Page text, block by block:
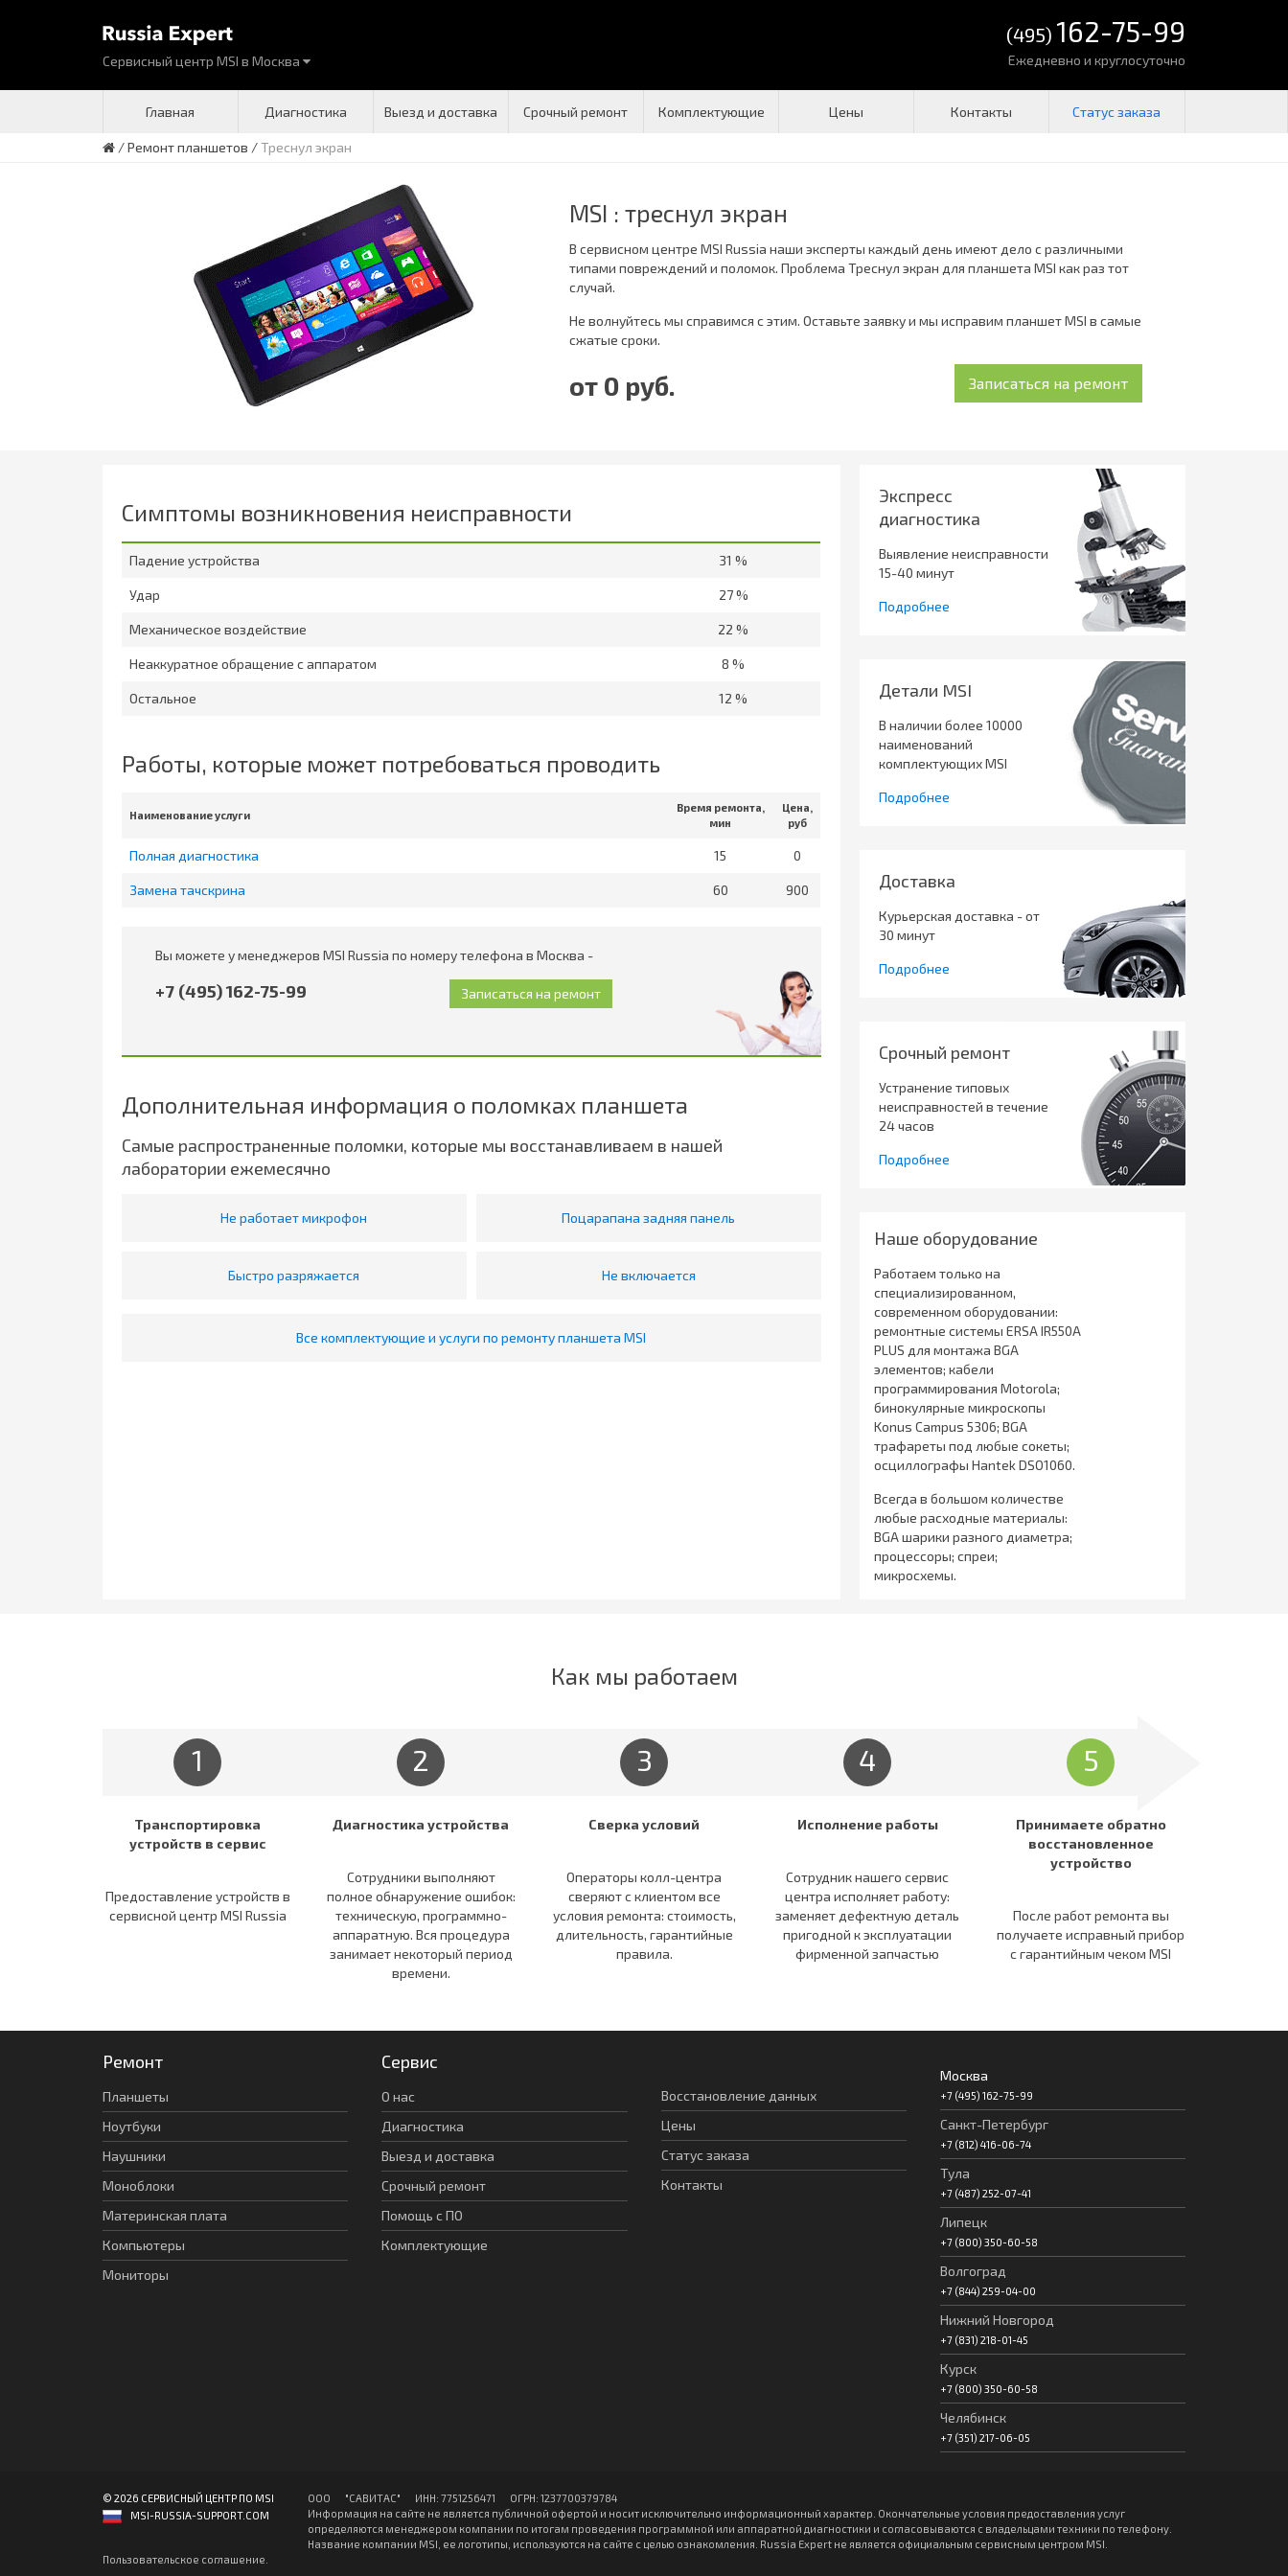
Сервисный центр MSI в Москва
(495) 162-75-99
Ежедневно и круглосуточно
Главная Диагностика Выезд и доставка Срочный ремонт Комплектующие Цены Контакты
/Ремонт планшетов /Треснул экран
MSI : треснул экран
В сервисном центре MSI Russia наши эксперты каждый день имеют дело с различными
типами повреждений и поломок. Проблема Треснул экран для планшета MSI как раз тот
случай.
Не волнуйтесь мы справимся с этим. Оставьте заявку и мы исправим планшет MSI в самые
сжатые сроки.
от 0 руб.
Симптомы возникновения неисправности
Падение устройства 31 %
Удар 27 %
Механическое воздействие 22 %
Неаккуратное обращение с аппаратом 8 %
Остальное 12 %
Работы, которые может потребоваться проводить
Наименование услуги
Время ремонта,
мин
Цена,
руб
Полная диагностика 15 0
Замена тачскрина 60 900
Вы можете у менеджеров MSI Russia по номеру телефона в Москва -
+7 (495) 162-75-99
Дополнительная информация о поломках планшета
Самые распространенные поломки, которые мы восстанавливаем в нашей
лаборатории ежемесячно
Не работает микрофон Поцарапана задняя панель
Быстро разряжается Не включается
Все комплектующие и услуги по ремонту планшета MSI
Экспресс
диагностика
Выявление неисправности
15-40 минут
Подробнее
Детали MSI
В наличии более 10000
наименований
комплектующих MSI
Подробнее
Доставка
Курьерская доставка - от
30 минут
Подробнее
Срочный ремонт
Устранение типовых
неисправностей в течение
24 часов
Подробнее
Наше оборудование
Работаем только на
специализированном,
современном оборудовании:
ремонтные системы ERSA IR550A
PLUS для монтажа BGA
элементов; кабели
программирования Motorola;
бинокулярные микроскопы
Konus Campus 5306; BGA
трафареты под любые сокеты;
осциллографы Hantek DSO1060.
Всегда в большом количестве
любые расходные материалы:
BGA шарики разного диаметра;
процессоры; спреи;
микросхемы.
Как мы работаем
1
Транспортировка
устройств в сервис
Предоставление устройств в
сервисной центр MSI Russia
2
Диагностика устройства
Сотрудники выполняют
полное обнаружение ошибок:
техническую, программно-
аппаратную. Вся процедура
занимает некоторый период
времени.
3
Сверка условий
Операторы колл-центра
сверяют c клиентом все
условия ремонта: стоимость,
длительность, гарантийные
правила.
4
Исполнение работы
Сотрудник нашего сервис
центра исполняет работу:
заменяет дефектную деталь
пригодной к эксплуатации
фирменной запчастью
5
Принимаете обратно
восстановленное
устройство
После работ ремонта вы
получаете исправный прибор
c гарантийным чеком MSI
Ремонт
Планшеты
Ноутбуки
Наушники
Моноблоки
Материнская плата
Компьютеры
Мониторы
Сервис
О нас
Диагностика
Выезд и доставка
Срочный ремонт
Помощь с ПО
Комплектующие
Восстановление данных
Цены
Статус заказа
Контакты
Москва
+7 (495) 162-75-99
Санкт-Петербург
+7 (812) 416-06-74
Тула
+7 (487) 252-07-41
Липецк
+7 (800) 350-60-58
Волгоград
+7 (844) 259-04-00
Нижний Новгород
+7 (831) 218-01-45
Курск
+7 (800) 350-60-58
Челябинск
+7 (351) 217-06-05
© 2026 СЕРВИСНЫЙ ЦЕНТР ПО MSI
MSI-RUSSIA-SUPPORT.COM
ООО "CАВИТAC" ИНН: 7751256471 ОГPН: 1237700379784
Информация на сайте не является публичной офертой и носит исключительно информационный характер. Окончательные условия предоставления услуг
определяются менеджером компании по итогам проведения программной или аппаратной диагностики и согласовываются с владельцами техники по телефону.
Название компании MSI, ее логотипы, используются на сайте с целью ознакомления. Russia Expert не является официальным сервисным центром MSI.
Пользовательское соглашение